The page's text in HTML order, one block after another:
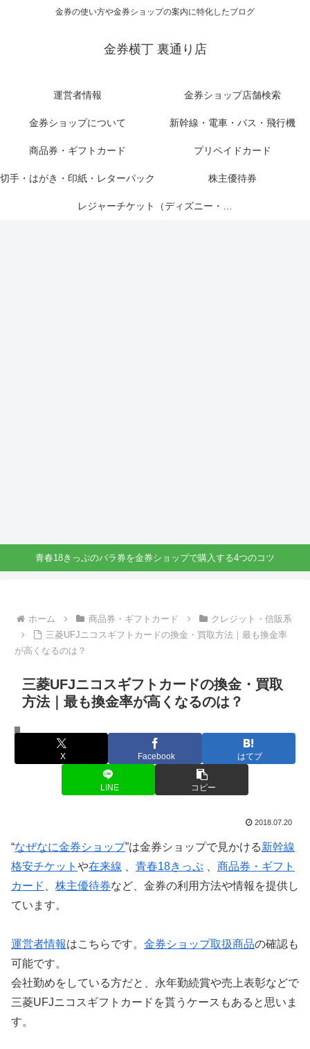
金券の使い方や金券ショップの案内に特化したブログ
金券横丁 裏通り店
運営者情報 金券ショップ店舗検索
金券ショップについて 新幹線・電車・バス・飛行機
商品券・ギフトカード プリペイドカード
切手・はがき・印紙・レターパック 株主優待券
レジャーチケット（ディズニー・USJ他）
青春18きっぷのバラ券を金券ショップで購入する4つのコツ
ホーム 商品券・ギフトカード
クレジット・信販系
三菱UFJニコスギフトカードの換金・買取方法｜最も換金率
が高くなるのは？
三菱UFJニコスギフトカードの換金・買取
方法｜最も換金率が高くなるのは？
クレジット・信販系
X Facebook はてブ
LINE コピー
2018.07.20
“なぜなに金券ショップ”は金券ショップで見かける新幹線
格安チケット や在来線 青春18きっぷ
商品券・ギフト
カード
株主優待券など、金券の利用方法や情報を提供し
ています。
運営者情報はこちらです。 金券ショップ取扱商品の確認も
可能です。
会社勤めをしている方だと、永年勤続賞や売上表彰などで
三菱UFJニコスギフトカードを貰うケースもあると思いま
す。